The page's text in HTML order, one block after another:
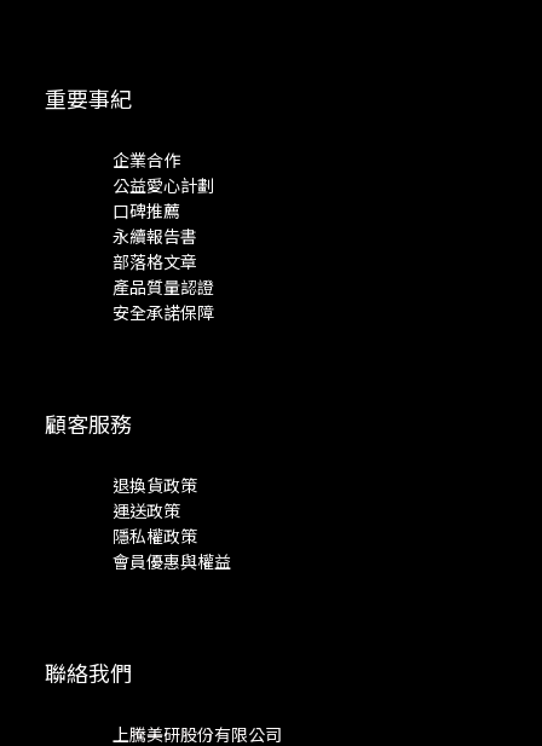
重要事紀
企業合作
公益愛心計劃
口碑推薦
永續報告書
部落格文章
產品質量認證
安全承諾保障
顧客服務
退換貨政策
運送政策
隱私權政策
會員優惠與權益
聯絡我們
上騰美研股份有限公司